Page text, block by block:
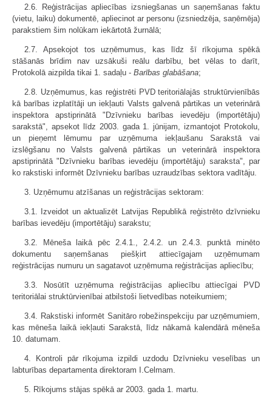
2.6. Reģistrācijas apliecības izsniegšanas un saņemšanas faktu
(vietu, laiku) dokumentē, apliecinot ar personu (izsniedzēja, saņēmēja)
parakstiem šim nolūkam iekārtotā žurnālā;
2.7. Apsekojot tos uzņēmumus, kas līdz šī rīkojuma spēkā
stāšanās brīdim nav uzsākuši reālu darbību, bet vēlas to darīt,
Protokolā aizpilda tikai 1. sadaļu - Barības glabāšana;
2.8. Uzņēmumus, kas reģistrēti PVD teritoriālajās struktūrvienībās
kā barības izplatītāji un iekļauti Valsts galvenā pārtikas un veterinārā
inspektora apstiprinātā "Dzīvnieku barības ievedēju (importētāju)
sarakstā", apsekot līdz 2003. gada 1. jūnijam, izmantojot Protokolu,
un pieņemt lēmumu par uzņēmuma iekļaušanu Sarakstā vai
izslēgšanu no Valsts galvenā pārtikas un veterinārā inspektora
apstiprinātā "Dzīvnieku barības ievedēju (importētāju) saraksta", par
ko rakstiski informēt Dzīvnieku barības uzraudzības sektora vadītāju.
3. Uzņēmumu atzīšanas un reģistrācijas sektoram:
3.1. Izveidot un aktualizēt Latvijas Republikā reģistrēto dzīvnieku
barības ievedēju (importētāju) sarakstu;
3.2. Mēneša laikā pēc 2.4.1., 2.4.2. un 2.4.3. punktā minēto
dokumentu saņemšanas piešķirt attiecīgajam uzņēmumam
reģistrācijas numuru un sagatavot uzņēmuma reģistrācijas apliecību;
3.3. Nosūtīt uzņēmuma reģistrācijas apliecību attiecīgai PVD
teritoriālai struktūrvienībai atbilstoši lietvedības noteikumiem;
3.4. Rakstiski informēt Sanitāro robežinspekciju par uzņēmumiem,
kas mēneša laikā iekļauti Sarakstā, līdz nākamā kalendārā mēneša
10. datumam.
4. Kontroli pār rīkojuma izpildi uzdodu Dzīvnieku veselības un
labturības departamenta direktoram I.Celmam.
5. Rīkojums stājas spēkā ar 2003. gada 1. martu.